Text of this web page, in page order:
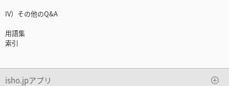
IV）その他のQ&A
用語集
索引
isho.jpアプリ